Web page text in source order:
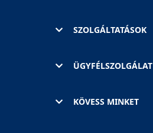
SZOLGÁLTATÁSOK
ÜGYFÉLSZOLGÁLAT
KÖVESS MINKET